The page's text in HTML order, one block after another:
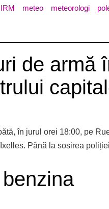
IRM meteo meteorologi
de armă
în jurul orei 18:00, pe
Până la sosirea